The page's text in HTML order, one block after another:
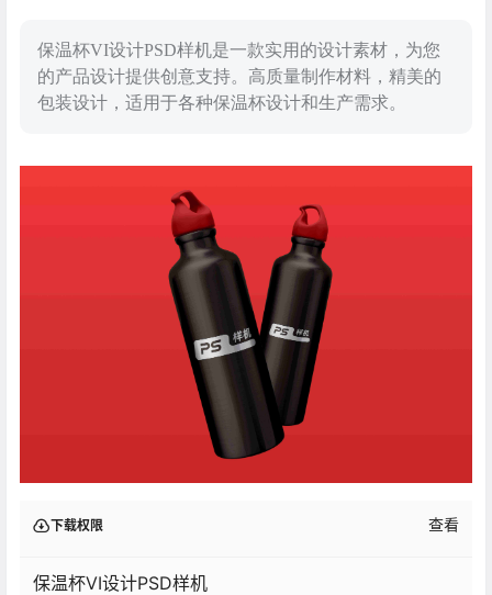
保温杯VI设计PSD样机是一款实用的设计素材，为您
的产品设计提供创意支持。高质量制作材料，精美的
包装设计，适用于各种保温杯设计和生产需求。
下载权限 查看
保温杯VI设计PSD样机